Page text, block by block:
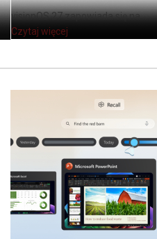
visionOS 27 zapowiada się na ...
Czytaj więcej